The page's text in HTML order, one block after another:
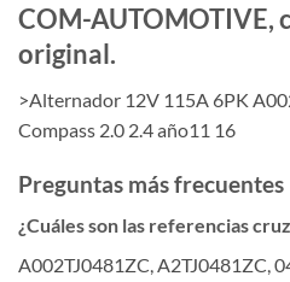
COM-AUTOMOTIVE,
original.
>Alternador 12V 115A 6PK
Compass 2.0 2.4 año11 16
Preguntas más frecuentes
¿Cuáles son las referencias
A002TJ0481ZC, A2TJ0481ZC,